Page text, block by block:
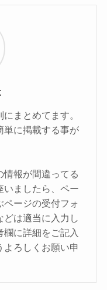
まとめてます。
単に掲載する事が
情報が間違ってる
いましたら、ペー
ページの受付フォ
どは適当に入力し
に詳細をご記入
ろしくお願い申